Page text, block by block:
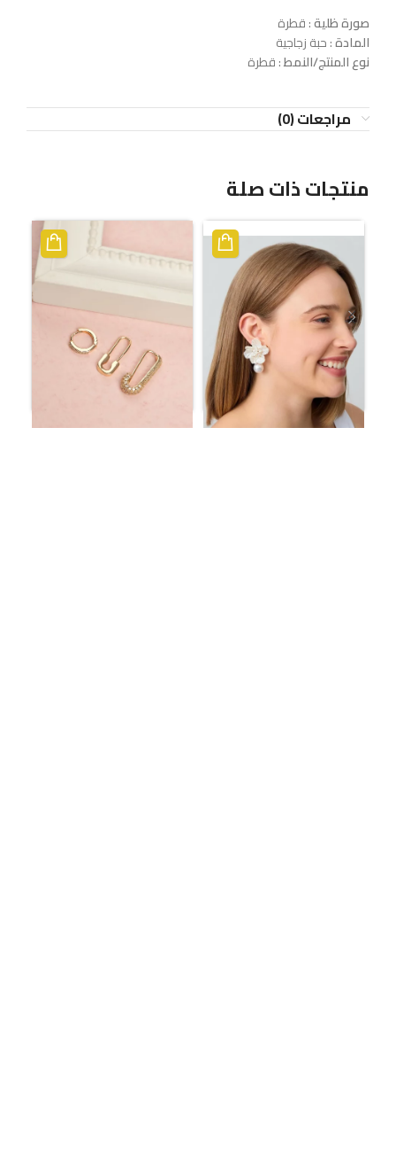
صورة ظلية: قطرة
المادة: حبة زجاجية
نوع المنتج/النمط: قطرة
مراجعات (0)
منتجات ذات صلة